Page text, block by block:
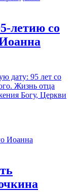
летию со
дату: 95 лет со
Жизнь отца
Богу, Церкви